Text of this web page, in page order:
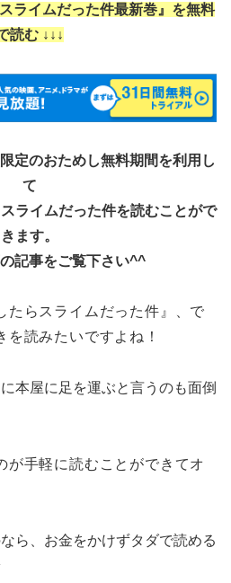
ライムだった件最新巻』を無料
読む ↓↓↓
定のおためし無料期間を利用し
て
ライムだった件を読むことがで
きます。
記事をご覧下さい^^
たらスライムだった件』、で
を読みたいですよね！
本屋に足を運ぶと言うのも面倒
が手軽に読むことができてオ
ら、お金をかけずタダで読める